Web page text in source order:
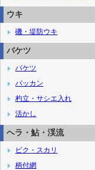
ウキ
磯・堤防ウキ
バケツ
バケツ
バッカン
杓立・サシエ入れ
活かし
ヘラ・鮎・渓流
ビク・スカリ
柄付網